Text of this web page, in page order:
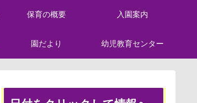
保育の概要 入園案内
園だより 幼児教育センター